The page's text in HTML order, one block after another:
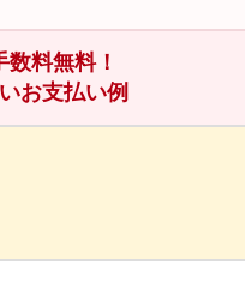
数料無料！
お支払い例